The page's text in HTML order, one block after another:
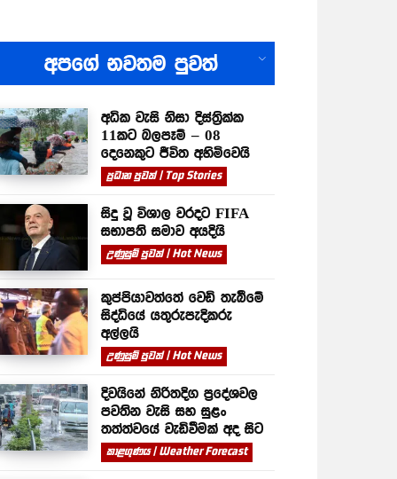
අපගේ නවතම පුවත්
අධික වැසි නිසා දිස්ත්‍රික්ක
11කට බලපෑම් – 08
දෙනෙකුට ජීවිත අහිමිවෙයි
ප්‍රධාන පුවත් | Top Stories
සිදු වූ විශාල වරදට FIFA
සභාපති සමාව අයදියි
උණුසුම් පුවත් | Hot News
කුප්පියාවත්තේ වෙඩි තැබීමේ
සිද්ධියේ යතුරුපැදිකරු
අල්ලයි
උණුසුම් පුවත් | Hot News
දිවයිනේ නිරිතදිග ප්‍රදේශවල
පවතින වැසි සහ සුළං
තත්ත්වයේ වැඩිවීමක් අද සිට
කාළගුණය | Weather Forecast